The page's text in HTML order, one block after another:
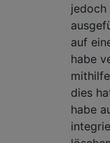
jedoch
auf
habe
dies
habe